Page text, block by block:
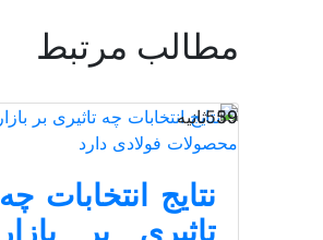
مطالب مرتبط
39 ثانیه
559
نتایج انتخابات چه
تاثیری بر بازار